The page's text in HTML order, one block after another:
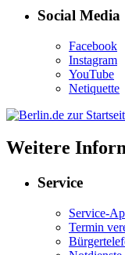
Social Media
Facebook
Instagram
YouTube
Netiquette
Weitere
Service
Service-
Termin